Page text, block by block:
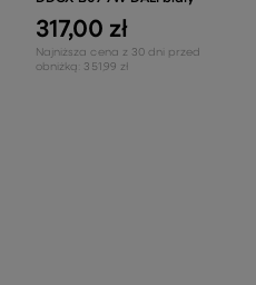
317,00 zł
Najniższa cena z 30 dni przed
obniżką: 351,99 zł